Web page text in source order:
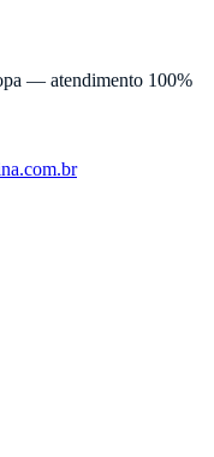
— atendimento 100%